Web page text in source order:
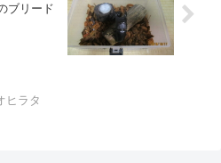
ブリード
ヒラタ